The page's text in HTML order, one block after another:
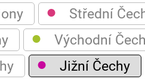
● Střední
● Východní
● Jižní Čechy